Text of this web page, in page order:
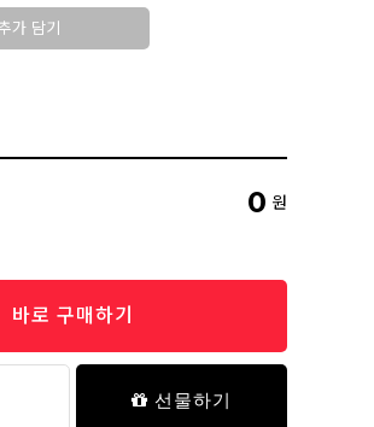
가 담기
0 원
바로 구매하기
선물하기